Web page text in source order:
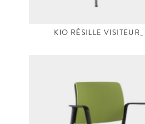
KIO RÉSILLE